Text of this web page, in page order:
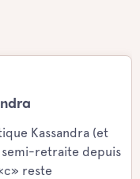
Kassandra (et
semi-retraite depuis
reste